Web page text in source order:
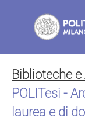
Biblioteche e
POLITesi -
laurea e di